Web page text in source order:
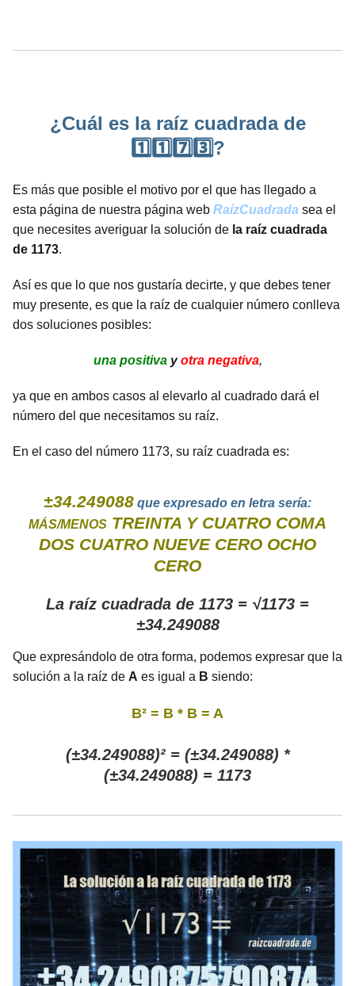
¿Cuál es la raíz cuadrada de
1️⃣1️⃣7️⃣3️⃣?
Es más que posible el motivo por el que has llegado a
esta página de nuestra página web RaízCuadrada sea el
que necesites averiguar la solución de la raíz cuadrada
de 1173.
Así es que lo que nos gustaría decirte, y que debes tener
muy presente, es que la raíz de cualquier número conlleva
dos soluciones posibles:
una positivayotra negativa,
ya que en ambos casos al elevarlo al cuadrado dará el
número del que necesitamos su raíz.
En el caso del número 1173, su raíz cuadrada es:
±34.249088 que expresado en letra sería:
MÁS/MENOS TREINTA Y CUATRO COMA
DOS CUATRO NUEVE CERO OCHO
CERO
La raíz cuadrada de 1173 = √1173 =
±34.249088
Que expresándolo de otra forma, podemos expresar que la
solución a la raíz de A es igual a B siendo:
B² = B * B = A
(±34.249088)² = (±34.249088) *
(±34.249088) = 1173